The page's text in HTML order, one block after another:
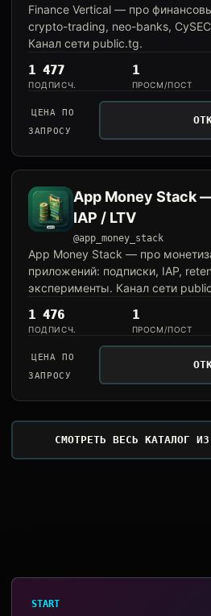
Finance Vertical — про
crypto-trading, neo-banks,
Канал сети public.tg.
1 477
ПОДПИСЧ.
1
ПРОСМ/ПОСТ
ЦЕНА ПО
ЗАПРОСУ
App Money Stack
IAP / LTV
@app_money_stack
App Money Stack — про
приложений: подписки, IAP,
эксперименты. Канал сети
1 476
ПОДПИСЧ.
1
ПРОСМ/ПОСТ
ЦЕНА ПО
ЗАПРОСУ
СМОТРЕТЬ ВЕСЬ КАТАЛОГ
START